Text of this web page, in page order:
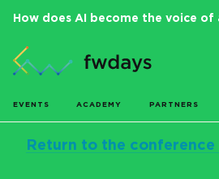
How does AI become the voice of
EVENTS ACADEMY PARTNERS
Return to the conference